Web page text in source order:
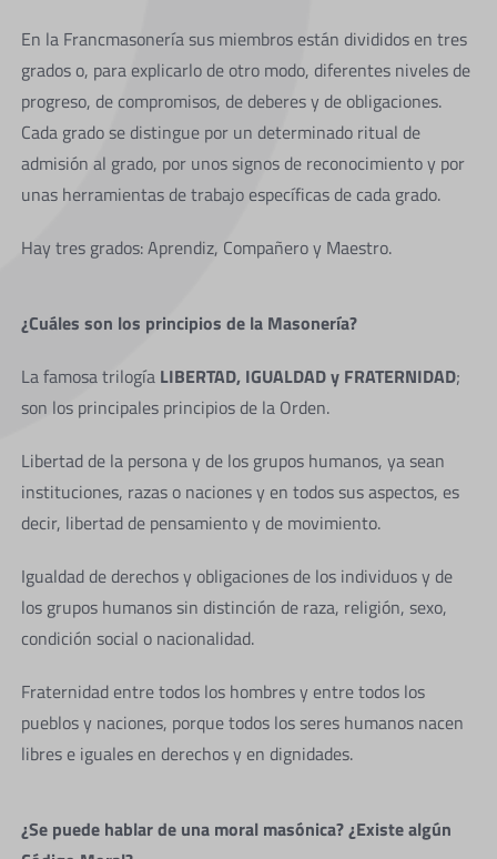
En la Francmasonería sus miembros están divididos en tres
grados o, para explicarlo de otro modo, diferentes niveles de
progreso, de compromisos, de deberes y de obligaciones.
Cada grado se distingue por un determinado ritual de
admisión al grado, por unos signos de reconocimiento y por
unas herramientas de trabajo específicas de cada grado.
Hay tres grados: Aprendiz, Compañero y Maestro.
¿Cuáles son los principios de la Masonería?
La famosa trilogía LIBERTAD, IGUALDAD y FRATERNIDAD;
son los principales principios de la Orden.
Libertad de la persona y de los grupos humanos, ya sean
instituciones, razas o naciones y en todos sus aspectos, es
decir, libertad de pensamiento y de movimiento.
Igualdad de derechos y obligaciones de los individuos y de
los grupos humanos sin distinción de raza, religión, sexo,
condición social o nacionalidad.
Fraternidad entre todos los hombres y entre todos los
pueblos y naciones, porque todos los seres humanos nacen
libres e iguales en derechos y en dignidades.
¿Se puede hablar de una moral masónica? ¿Existe algún